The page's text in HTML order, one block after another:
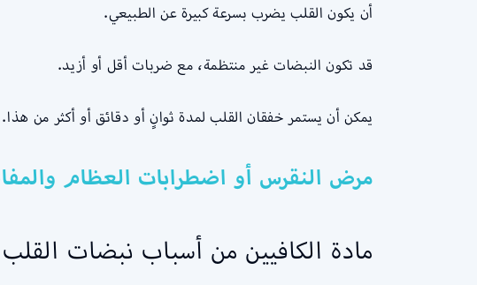
أن يكون القلب يضرب بسرعة كبيرة عن الطبيعي.
قد تكون النبضات غير منتظمة، مع ضربات أقل أو أزيد.
يمكن أن يستمر خفقان القلب لمدة ثوانٍ أو دقائق أو أكثر من هذا.
مرض النقرس أو اضطرابات العظام
مادة الكافيين من أسباب نبضات